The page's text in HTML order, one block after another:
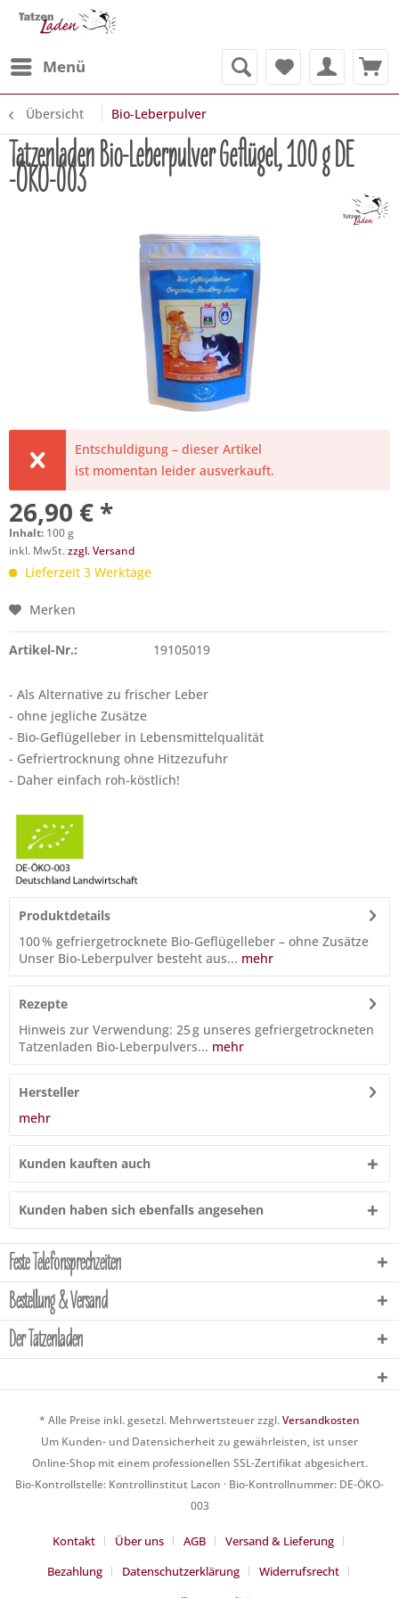
Menü
Übersicht Bio-Leberpulver
Tatzenladen Bio-Leberpulver Geflügel, 100 g DE
-ÖKO-003
Entschuldigung – dieser Artikel
ist momentan leider ausverkauft.
26,90 € *
Inhalt: 100 g
inkl. MwSt.zzgl. Versand
Lieferzeit 3 Werktage
Merken
Artikel-Nr.: 19105019
- Als Alternative zu frischer Leber
- ohne jegliche Zusätze
- Bio-Geflügelleber in Lebensmittelqualität
- Gefriertrocknung ohne Hitzezufuhr
- Daher einfach roh-köstlich!
Produktdetails
100 % gefriergetrocknete Bio-Geflügelleber – ohne Zusätze
Unser Bio-Leberpulver besteht aus... mehr
Rezepte
Hinweis zur Verwendung: 25 g unseres gefriergetrockneten
Tatzenladen Bio-Leberpulvers... mehr
Hersteller
mehr
Kunden kauften auch
Kunden haben sich ebenfalls angesehen
Feste Telefonsprechzeiten
Bestellung & Versand
Der Tatzenladen
* Alle Preise inkl. gesetzl. Mehrwertsteuer zzgl.Versandkosten
Um Kunden- und Datensicherheit zu gewährleisten, ist unser
Online-Shop mit einem professionellen SSL-Zertifikat abgesichert.
Bio-Kontrollstelle: Kontrollinstitut Lacon · Bio-Kontrollnummer: DE-ÖKO-
003
Kontakt Über uns AGB
Versand & Lieferung
Bezahlung
Datenschutzerklärung
Widerrufsrecht